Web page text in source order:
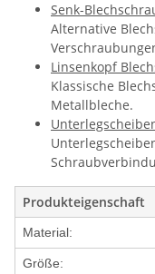
Senk-
Alternative
Linsenkopf
Klassische
Metallbleche.
Produkteigenschaft
Material:
Größe: